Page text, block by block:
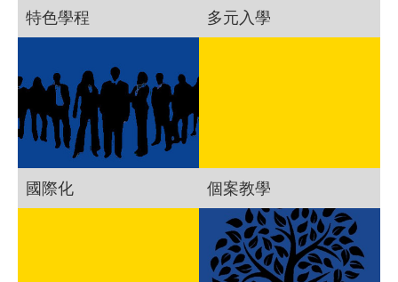
特色學程 多元入學
國際化 個案教學